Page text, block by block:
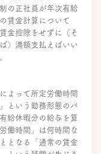
の正社員が年次有給
賃金計算について
金控除をせずに（そ
）満額支払えばいい
よって所定労働時間
という勤務形態のパ
給休暇分の給与を算
働時間」は何時間な
となる「通常の賃金